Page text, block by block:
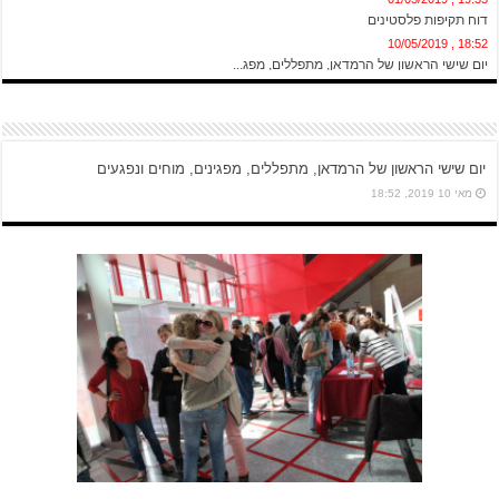
דוח תקיפות פלסטינים
18:52 , 10/05/2019
יום שישי הראשון של הרמדאן, מתפללים, מפג...
יום שישי הראשון של הרמדאן, מתפללים, מפגינים, מוחים ונפגעים
מאי 10 2019, 18:52